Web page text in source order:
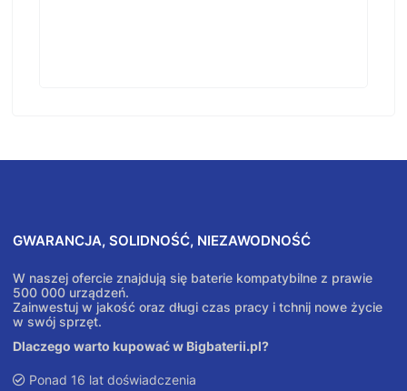
GWARANCJA, SOLIDNOŚĆ, NIEZAWODNOŚĆ
W naszej ofercie znajdują się baterie kompatybilne z prawie
500 000 urządzeń.
Zainwestuj w jakość oraz długi czas pracy i tchnij nowe życie
w swój sprzęt.
Dlaczego warto kupować w Bigbaterii.pl?
Ponad 16 lat doświadczenia